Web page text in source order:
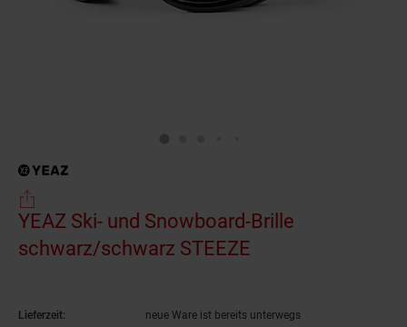
YEAZ Ski- und Snowboard-Brille
schwarz/schwarz STEEZE
Lieferzeit: neue Ware ist bereits unterwegs